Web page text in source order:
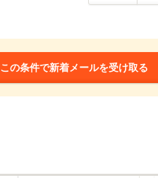
この条件で新着メールを受け取る